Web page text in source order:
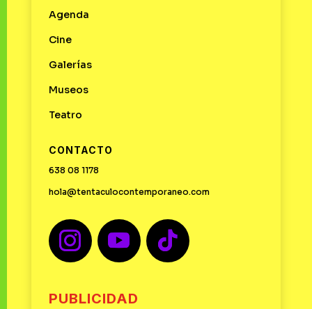
Agenda
Cine
Galerías
Museos
Teatro
CONTACTO
638 08 1178
hola@tentaculocontemporaneo.com
PUBLICIDAD